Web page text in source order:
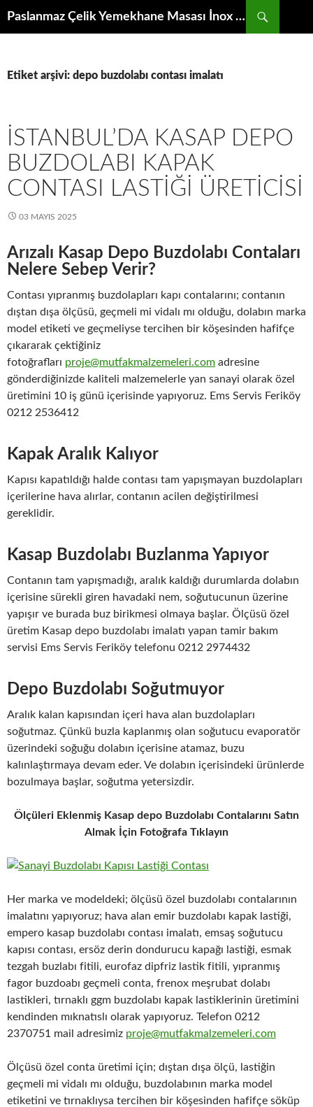
Paslanmaz Çelik Yemekhane Masası İnox Krom Bulaşıkhane Evyesi Tezgahı
Etiket arşivi: depo buzdolabı contası imalatı
İSTANBUL’DA KASAP DEPO
BUZDOLABI KAPAK
CONTASI LASTIĞI ÜRETICISI
03 MAYIS 2025
Arızalı Kasap Depo Buzdolabı Contaları
Nelere Sebep Verir?
Contası yıpranmış buzdolapları kapı contalarını; contanın
dıştan dışa ölçüsü, geçmeli mi vidalı mı olduğu, dolabın marka
model etiketi ve geçmeliyse tercihen bir köşesinden hafifçe
çıkararak çektiğiniz
fotoğrafları proje@mutfakmalzemeleri.com adresine
gönderdiğinizde kaliteli malzemelerle yan sanayi olarak özel
üretimini 10 iş günü içerisinde yapıyoruz. Ems Servis Feriköy
0212 2536412
Kapak Aralık Kalıyor
Kapısı kapatıldığı halde contası tam yapışmayan buzdolapları
içerilerine hava alırlar, contanın acilen değiştirilmesi
gereklidir.
Kasap Buzdolabı Buzlanma Yapıyor
Contanın tam yapışmadığı, aralık kaldığı durumlarda dolabın
içerisine sürekli giren havadaki nem, soğutucunun üzerine
yapışır ve burada buz birikmesi olmaya başlar. Ölçüsü özel
üretim Kasap depo buzdolabı imalatı yapan tamir bakım
servisi Ems Servis Feriköy telefonu 0212 2974432
Depo Buzdolabı Soğutmuyor
Aralık kalan kapısından içeri hava alan buzdolapları
soğutmaz. Çünkü buzla kaplanmış olan soğutucu evaporatör
üzerindeki soğuğu dolabın içerisine atamaz, buzu
kalınlaştırmaya devam eder. Ve dolabın içerisindeki ürünlerde
bozulmaya başlar, soğutma yetersizdir.
Ölçüleri Eklenmiş Kasap depo Buzdolabı Contalarını Satın
Almak İçin Fotoğrafa Tıklayın
Her marka ve modeldeki; ölçüsü özel buzdolabı contalarının
imalatını yapıyoruz; hava alan emir buzdolabı kapak lastiği,
empero kasap buzdolabı contası imalatı, emsaş soğutucu
kapısı contası, ersöz derin dondurucu kapağı lastiği, esmak
tezgah buzlabı fitili, eurofaz dipfriz lastik fitili, yıpranmış
fagor buzdoabı geçmeli conta, frenox meşrubat dolabı
lastikleri, tırnaklı ggm buzdolabı kapak lastiklerinin üretimini
kendinden mıknatıslı olarak yapıyoruz. Telefon 0212
2370751 mail adresimiz proje@mutfakmalzemeleri.com
Ölçüsü özel conta üretimi için; dıştan dışa ölçü, lastiğin
geçmeli mi vidalı mı olduğu, buzdolabının marka model
etiketini ve tırnaklıysa tercihen bir köşesinden hafifçe söküp